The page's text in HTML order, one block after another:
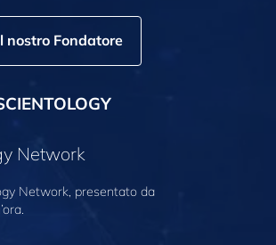
nostro Fondatore
Network
Network, presentato da